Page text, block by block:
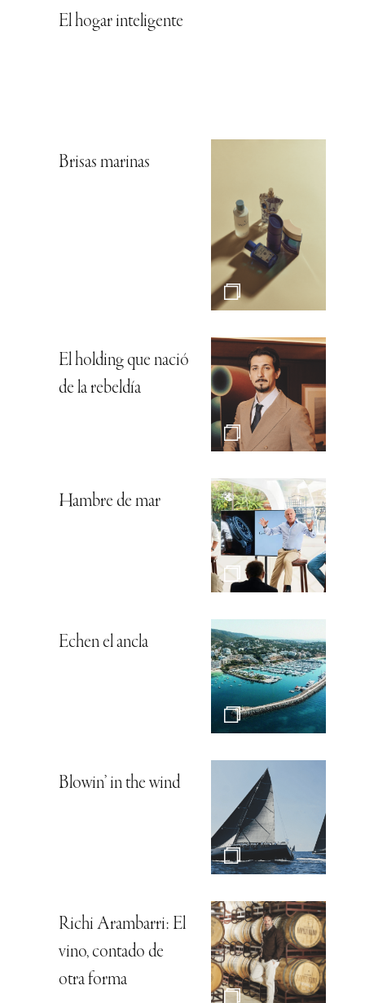
El hogar inteligente
Brisas marinas
El holding que nació
de la rebeldía
Hambre de mar
Echen el ancla
Blowin’ in the wind
Richi Arambarri: El
vino, contado de
otra forma